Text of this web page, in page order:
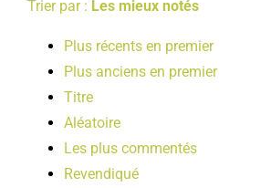
Trier par : Les mieux notés
Plus récents en premier
Plus anciens en premier
Titre
Aléatoire
Les plus commentés
Revendiqué